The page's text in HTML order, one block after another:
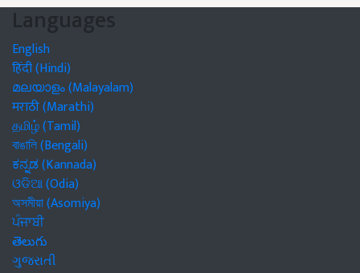
Languages
English
हिंदी (Hindi)
മലയാളം (Malayalam)
मराठी (Marathi)
தமிழ் (Tamil)
বাঙালি (Bengali)
ಕನ್ನಡ (Kannada)
ଓଡିଆ (Odia)
অসমীয়া (Asomiya)
ਪੰਜਾਬੀ
తెలుగు
ગુજરાતી